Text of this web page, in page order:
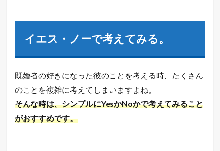
イエス・ノーで考えてみる。
既婚者の好きになった彼のことを考える時、たくさん
のことを複雑に考えてしまいますよね。
そんな時は、シンプルにYesかNoかで考えてみること
がおすすめです。